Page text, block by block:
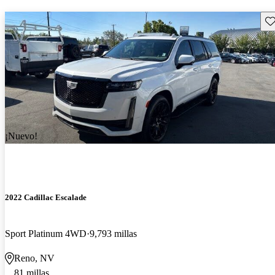
¡Nuevo!
2022 Cadillac Escalade
Sport Platinum 4WD 9,793 millas
Reno, NV